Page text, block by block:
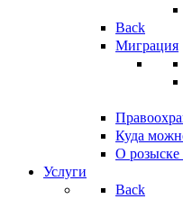
Back
Миграция
Куда
О розыске
Услуги
Back